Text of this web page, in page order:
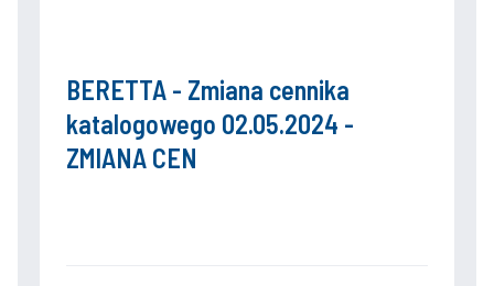
BERETTA - Zmiana cennika
katalogowego 02.05.2024 -
ZMIANA CEN